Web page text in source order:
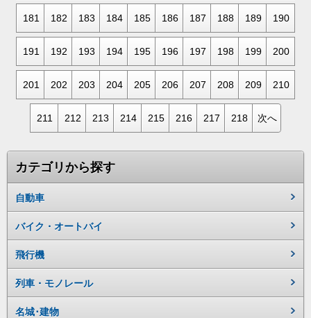
181 182 183 184 185 186 187 188 189 190
191 192 193 194 195 196 197 198 199 200
201 202 203 204 205 206 207 208 209 210
211 212 213 214 215 216 217 218 次へ
カテゴリから探す
自動車
バイク・オートバイ
飛行機
列車・モノレール
名城･建物